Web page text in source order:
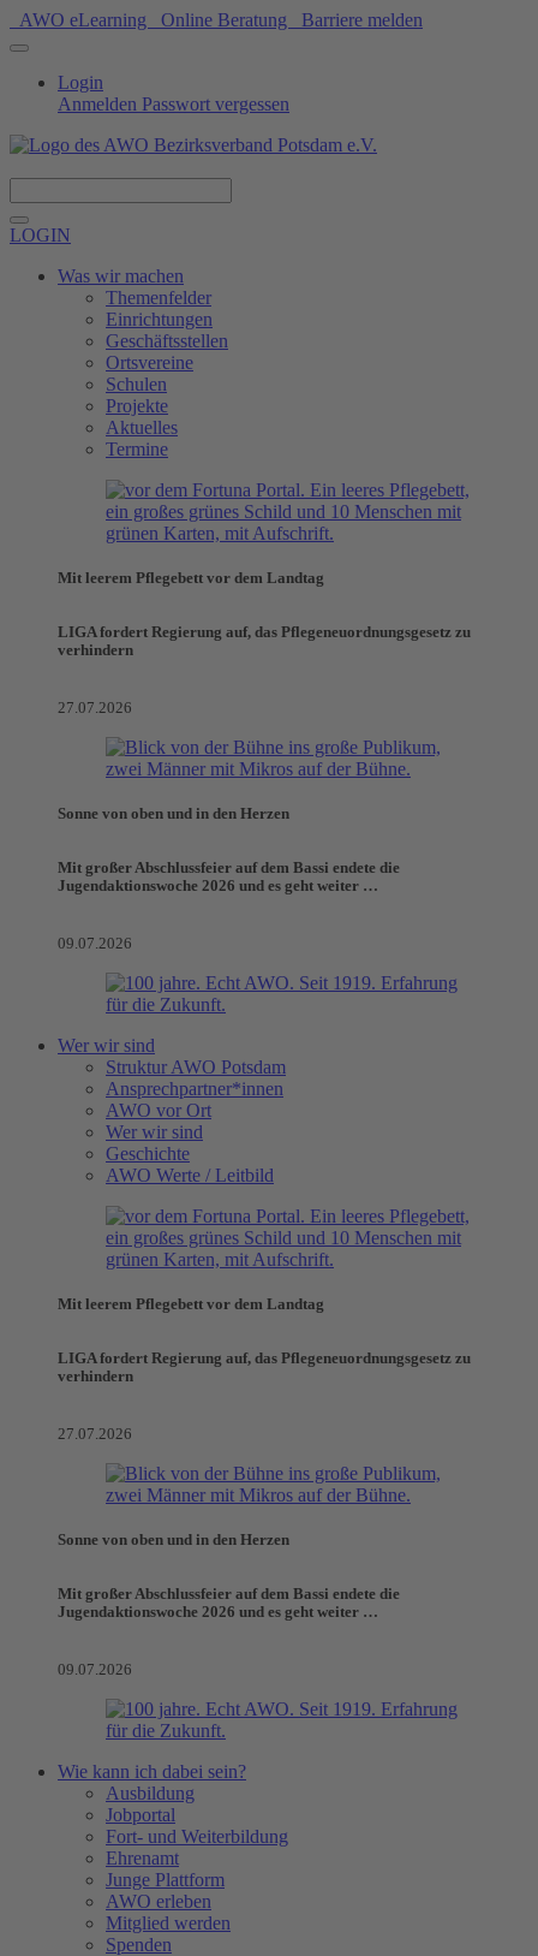
AWO eLearning Online Beratung Barriere melden
Login
Anmelden Passwort vergessen
LOGIN
Was wir machen
Themenfelder
Einrichtungen
Geschäftsstellen
Ortsvereine
Schulen
Projekte
Aktuelles
Termine
Mit leerem Pflegebett vor dem Landtag
LIGA fordert Regierung auf, das Pflegeneuordnungsgesetz zu
verhindern
27.07.2026
Sonne von oben und in den Herzen
Mit großer Abschlussfeier auf dem Bassi endete die
Jugendaktionswoche 2026 und es geht weiter …
09.07.2026
Wer wir sind
Struktur AWO Potsdam
Ansprechpartner*innen
AWO vor Ort
Wer wir sind
Geschichte
AWO Werte / Leitbild
Mit leerem Pflegebett vor dem Landtag
LIGA fordert Regierung auf, das Pflegeneuordnungsgesetz zu
verhindern
27.07.2026
Sonne von oben und in den Herzen
Mit großer Abschlussfeier auf dem Bassi endete die
Jugendaktionswoche 2026 und es geht weiter …
09.07.2026
Wie kann ich dabei sein?
Ausbildung
Jobportal
Fort- und Weiterbildung
Ehrenamt
Junge Plattform
AWO erleben
Mitglied werden
Spenden